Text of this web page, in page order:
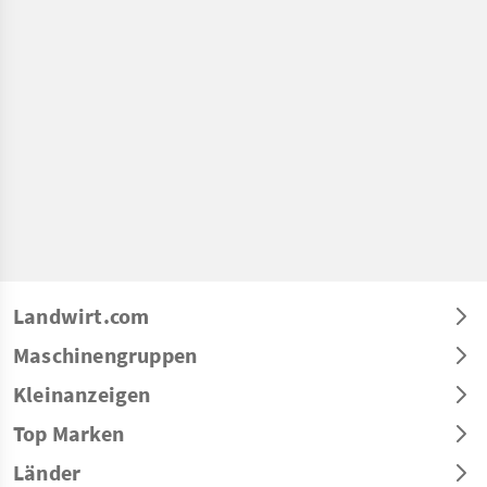
Landwirt.com
Maschinengruppen
Kleinanzeigen
Top Marken
Länder